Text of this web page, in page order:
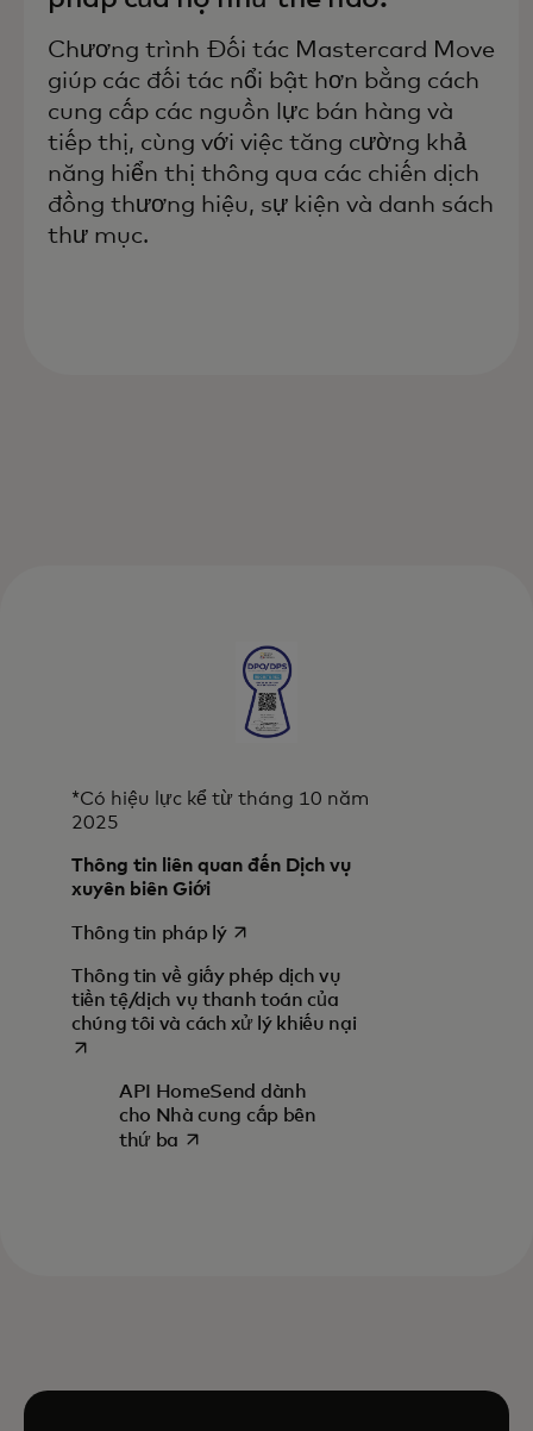
Chương trình Đối tác Mastercard Move
giúp các đối tác nổi bật hơn bằng cách
cung cấp các nguồn lực bán hàng và
tiếp thị, cùng với việc tăng cường khả
năng hiển thị thông qua các chiến dịch
đồng thương hiệu, sự kiện và danh sách
thư mục.
*Có hiệu lực kể từ tháng 10 năm
2025
Thông tin liên quan đến Dịch vụ
xuyên biên Giới
Thông tin pháp lýopens in a new tab
Thông tin về giấy phép dịch vụ
tiền tệ/dịch vụ thanh toán của
chúng tôi và cách xử lý khiếu nạiopens in a new tab
API HomeSend dành
cho Nhà cung cấp bên
thứ ba opens in a new tab